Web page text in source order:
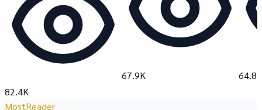
82.4K
67.9K 64.8K
MostReader